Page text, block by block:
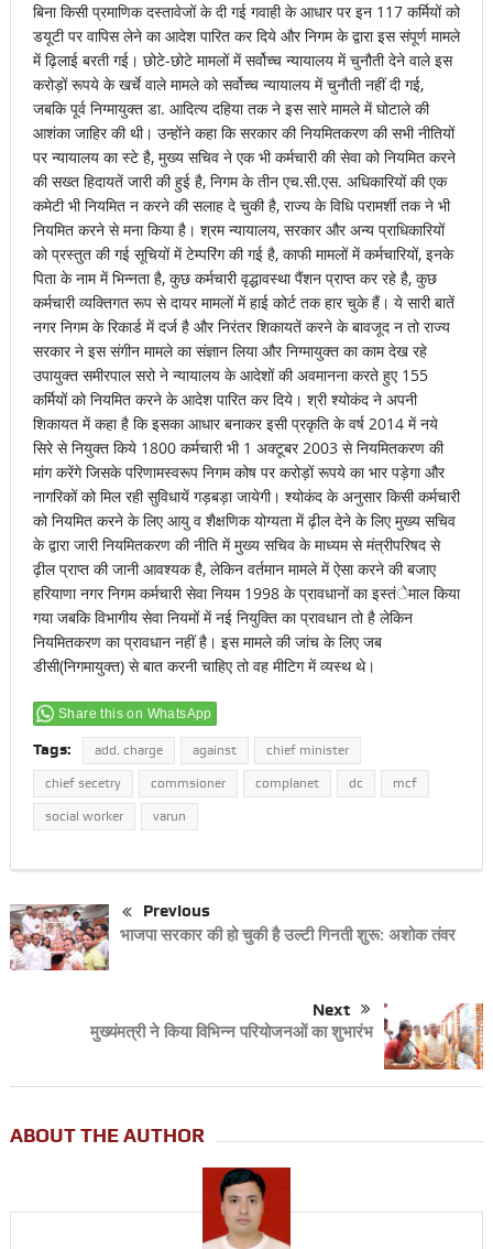
बिना किसी प्रमाणिक दस्तावेजों के दी गई गवाही के आधार पर इन 117 कर्मियों को
डयूटी पर वापिस लेने का आदेश पारित कर दिये और निगम के द्वारा इस संपूर्ण मामले
में ढ़िलाई बरती गई। छोटे-छोटे मामलों में सर्वोच्च न्यायालय में चुनौती देने वाले इस
करोड़ों रूपये के खर्चे वाले मामले को सर्वोच्च न्यायालय में चुनौती नहीं दी गई,
जबकि पूर्व निग्मायुक्त डा. आदित्य दहिया तक ने इस सारे मामले में घोटाले की
आशंका जाहिर की थी। उन्होंने कहा कि सरकार की नियमितकरण की सभी नीतियों
पर न्यायालय का स्टे है, मुख्य सचिव ने एक भी कर्मचारी की सेवा को नियमित करने
की सख्त हिदायतें जारी की हुई है, निगम के तीन एच.सी.एस. अधिकारियों की एक
कमेटी भी नियमित न करने की सलाह दे चुकी है, राज्य के विधि परामर्शी तक ने भी
नियमित करने से मना किया है। श्रम न्यायालय, सरकार और अन्य प्राधिकारियों
को प्रस्तुत की गई सूचियों में टेम्परिंग की गई है, काफी मामलों में कर्मचारियों, इनके
पिता के नाम में भिन्नता है, कुछ कर्मचारी वृद्धावस्था पैंशन प्राप्त कर रहे है, कुछ
कर्मचारी व्यक्तिगत रूप से दायर मामलों में हाई कोर्ट तक हार चुके हैं। ये सारी बातें
नगर निगम के रिकार्ड में दर्ज है और निरंतर शिकायतें करने के बावजूद न तो राज्य
सरकार ने इस संगीन मामले का संज्ञान लिया और निग्मायुक्त का काम देख रहे
उपायुक्त समीरपाल सरो ने न्यायालय के आदेशों की अवमानना करते हुए 155
कर्मियों को नियमित करने के आदेश पारित कर दिये। श्री श्योकंद ने अपनी
शिकायत में कहा है कि इसका आधार बनाकर इसी प्रकृति के वर्ष 2014 में नये
सिरे से नियुक्त किये 1800 कर्मचारी भी 1 अक्टूबर 2003 से नियमितकरण की
मांग करेंगे जिसके परिणामस्वरूप निगम कोष पर करोड़ों रूपये का भार पड़ेगा और
नागरिकों को मिल रही सुविधायें गड़बड़ा जायेगी। श्योकंद के अनुसार किसी कर्मचारी
को नियमित करने के लिए आयु व शैक्षणिक योग्यता में ढ़ील देने के लिए मुख्य सचिव
के द्वारा जारी नियमितकरण की नीति में मुख्य सचिव के माध्यम से मंत्रीपरिषद से
ढ़ील प्राप्त की जानी आवश्यक है, लेकिन वर्तमान मामले में ऐसा करने की बजाए
हरियाणा नगर निगम कर्मचारी सेवा नियम 1998 के प्रावधानों का इस्तंेमाल किया
गया जबकि विभागीय सेवा नियमों में नई नियुक्ति का प्रावधान तो है लेकिन
नियमितकरण का प्रावधान नहीं है। इस मामले की जांच के लिए जब
डीसी(निगमायुक्त) से बात करनी चाहिए तो वह मीटिग में व्यस्थ थे।
Share this on WhatsApp
Tags: add. charge against chief minister
chief secetry commsioner complanet dc mcf
social worker varun
Previous
भाजपा सरकार की हो चुकी है उल्टी गिनती शुरू: अशोक तंवर
Next
मुख्यंमत्री ने किया विभिन्न परियोजनओं का शुभारंभ
ABOUT THE AUTHOR